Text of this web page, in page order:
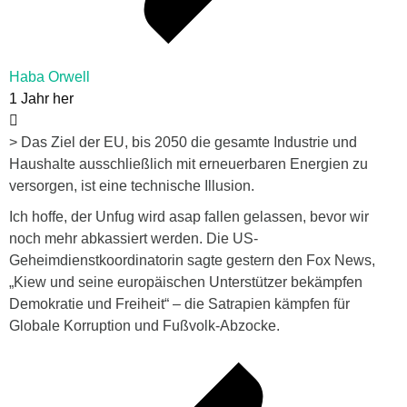
Haba Orwell
1 Jahr her
> Das Ziel der EU, bis 2050 die gesamte Industrie und
Haushalte ausschließlich mit erneuerbaren Energien zu
versorgen, ist eine technische Illusion.
Ich hoffe, der Unfug wird asap fallen gelassen, bevor wir
noch mehr abkassiert werden. Die US-
Geheimdienstkoordinatorin sagte gestern den Fox News,
„Kiew und seine europäischen Unterstützer bekämpfen
Demokratie und Freiheit“ – die Satrapien kämpfen für
Globale Korruption und Fußvolk-Abzocke.